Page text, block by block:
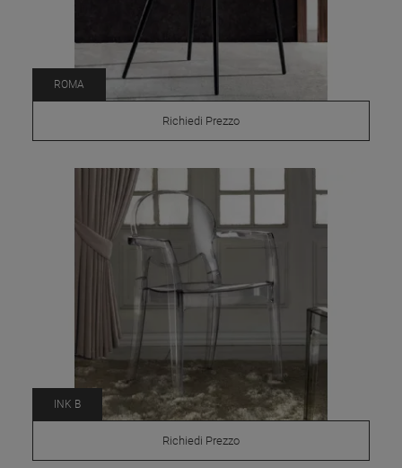
ROMA
Richiedi Prezzo
INK B
Richiedi Prezzo